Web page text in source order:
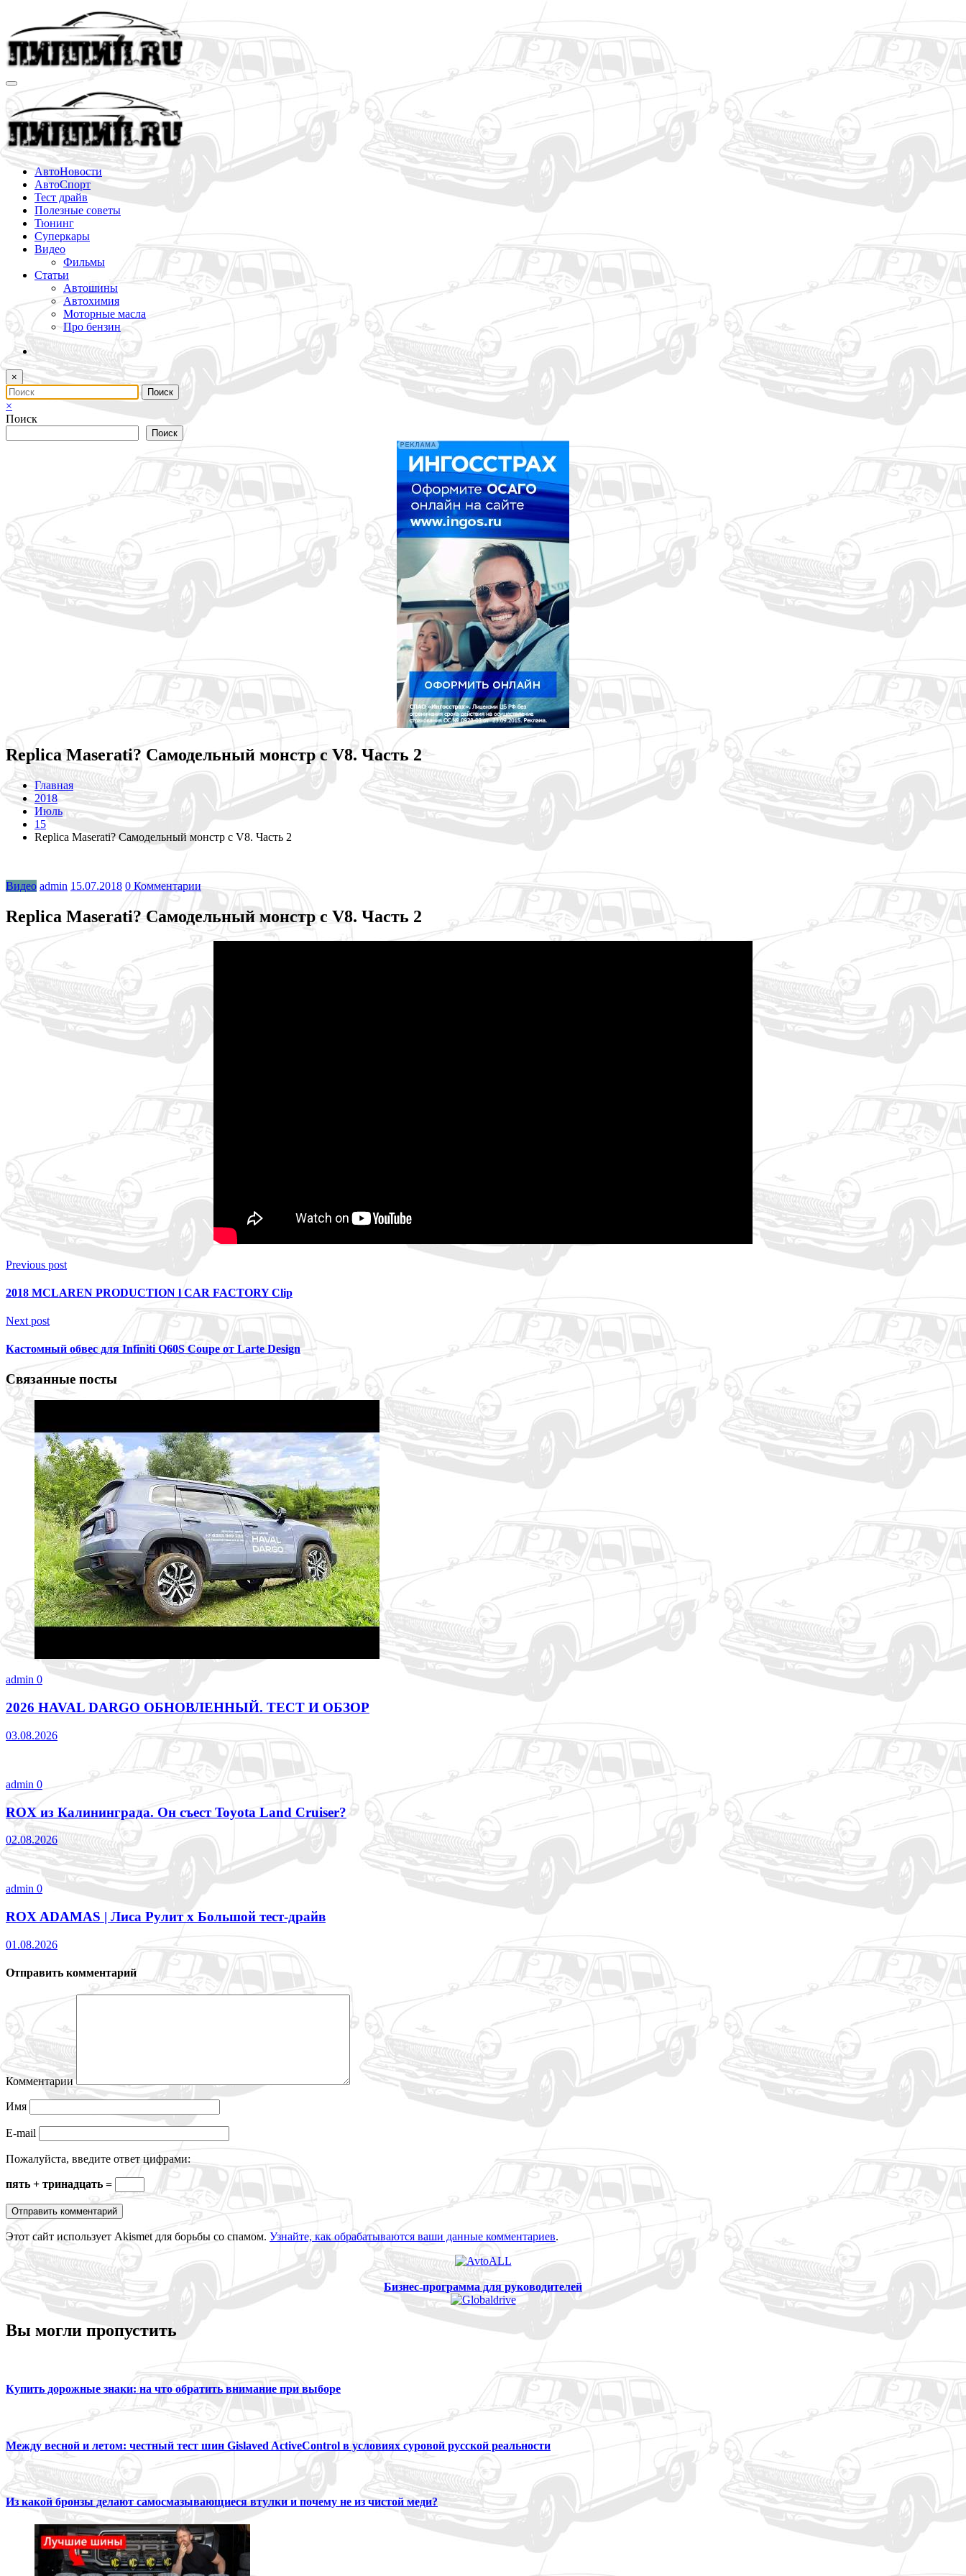
содержимому
АвтоНовости
АвтоСпорт
Тест драйв
Полезные советы
Тюнинг
Суперкары
Видео
Фильмы
Статьи
Автошины
Автохимия
Моторные масла
Про бензин
×
×
Поиск
Поиск
Replica Maserati? Самодельный монстр с V8. Часть 2
Главная
2018
Июль
15
Replica Maserati? Самодельный монстр с V8. Часть 2
Видео admin 15.07.2018 0 Комментарии
Replica Maserati? Самодельный монстр с V8. Часть 2
Previous post
2018 MCLAREN PRODUCTION l CAR FACTORY Clip
Next post
Кастомный обвес для Infiniti Q60S Coupe от Larte Design
Связанные посты
admin 0
2026 HAVAL DARGO ОБНОВЛЕННЫЙ. ТЕСТ И ОБЗОР
03.08.2026
admin 0
ROX из Калининграда. Он съест Toyota Land Cruiser?
02.08.2026
admin 0
ROX ADAMAS | Лиса Рулит х Большой тест-драйв
01.08.2026
Отправить комментарий
Комментарии
Имя
E-mail
Пожалуйста, введите ответ цифрами:
пять + тринадцать =
Этот сайт использует Akismet для борьбы со спамом. Узнайте, как обрабатываются ваши данные комментариев.
Бизнес-программа для руководителей
Вы могли пропустить
Купить дорожные знаки: на что обратить внимание при выборе
Между весной и летом: честный тест шин Gislaved ActiveControl в условиях суровой русской реальности
Из какой бронзы делают самосмазывающиеся втулки и почему не из чистой меди?